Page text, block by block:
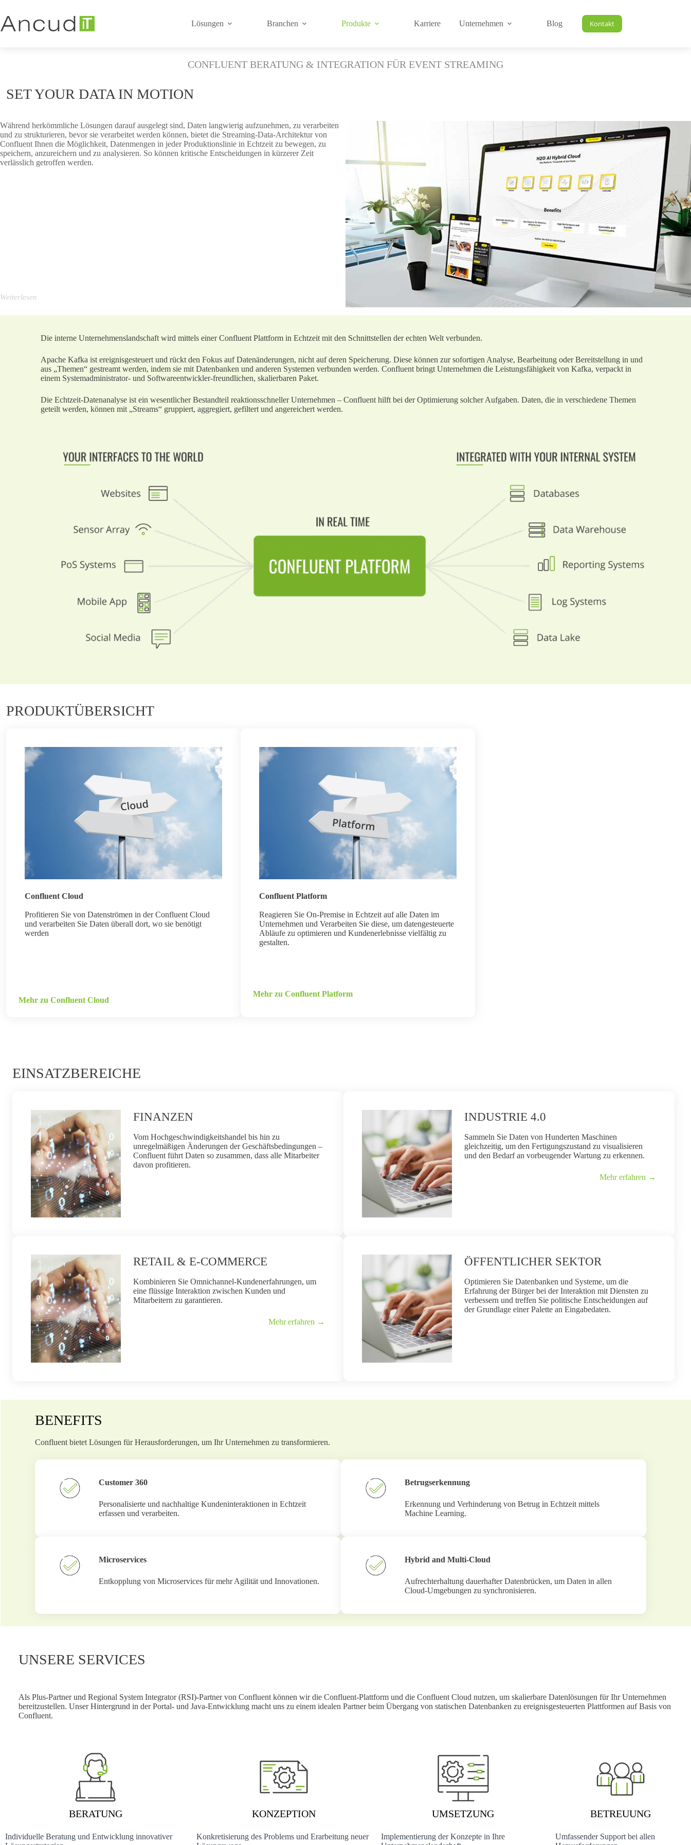
springen
Lösungen Branchen Produkte Karriere Unternehmen Blog Kontakt
CONFLUENT BERATUNG & INTEGRATION FÜR EVENT STREAMING
SET YOUR DATA IN MOTION
Während herkömmliche Lösungen darauf ausgelegt sind, Daten langwierig aufzunehmen, zu verarbeiten
und zu strukturieren, bevor sie verarbeitet werden können, bietet die Streaming-Data-Architektur von
Confluent Ihnen die Möglichkeit, Datenmengen in jeder Produktionslinie in Echtzeit zu bewegen, zu
speichern, anzureichern und zu analysieren. So können kritische Entscheidungen in kürzerer Zeit
verlässlich getroffen werden.
Die interne Unternehmenslandschaft wird mittels einer Confluent Plattform in Echtzeit mit den Schnittstellen der echten Welt verbunden.
Apache Kafka ist ereignisgesteuert und rückt den Fokus auf Datenänderungen, nicht auf deren Speicherung. Diese können zur sofortigen Analyse, Bearbeitung oder Bereitstellung in und
aus „Themen“ gestreamt werden, indem sie mit Datenbanken und anderen Systemen verbunden werden. Confluent bringt Unternehmen die Leistungsfähigkeit von Kafka, verpackt in
einem Systemadministrator- und Softwareentwickler-freundlichen, skalierbaren Paket.
Die Echtzeit-Datenanalyse ist ein wesentlicher Bestandteil reaktionsschneller Unternehmen – Confluent hilft bei der Optimierung solcher Aufgaben. Daten, die in verschiedene Themen
geteilt werden, können mit „Streams“ gruppiert, aggregiert, gefiltert und angereichert werden.
PRODUKTÜBERSICHT
Confluent Cloud
Profitieren Sie von Datenströmen in der Confluent Cloud
und verarbeiten Sie Daten überall dort, wo sie benötigt
werden
Mehr zu Confluent Cloud
Confluent Platform
Reagieren Sie On-Premise in Echtzeit auf alle Daten im
Unternehmen und Verarbeiten Sie diese, um datengesteuerte
Abläufe zu optimieren und Kundenerlebnisse vielfältig zu
gestalten.
Mehr zu Confluent Platform
EINSATZBEREICHE
FINANZEN
Vom Hochgeschwindigkeitshandel bis hin zu
unregelmäßigen Änderungen der Geschäftsbedingungen –
Confluent führt Daten so zusammen, dass alle Mitarbeiter
davon profitieren.
INDUSTRIE 4.0
Sammeln Sie Daten von Hunderten Maschinen
gleichzeitig, um den Fertigungszustand zu visualisieren
und den Bedarf an vorbeugender Wartung zu erkennen.
Mehr erfahren →
RETAIL & E-COMMERCE
Kombinieren Sie Omnichannel-Kundenerfahrungen, um
eine flüssige Interaktion zwischen Kunden und
Mitarbeitern zu garantieren.
Mehr erfahren →
ÖFFENTLICHER SEKTOR
Optimieren Sie Datenbanken und Systeme, um die
Erfahrung der Bürger bei der Interaktion mit Diensten zu
verbessern und treffen Sie politische Entscheidungen auf
der Grundlage einer Palette an Eingabedaten.
BENEFITS
Confluent bietet Lösungen für Herausforderungen, um Ihr Unternehmen zu transformieren.
Customer 360
Personalisierte und nachhaltige Kundeninteraktionen in Echtzeit
erfassen und verarbeiten.
Betrugserkennung
Erkennung und Verhinderung von Betrug in Echtzeit mittels
Machine Learning.
Microservices
Entkopplung von Microservices für mehr Agilität und Innovationen.
Hybrid and Multi-Cloud
Aufrechterhaltung dauerhafter Datenbrücken, um Daten in allen
Cloud-Umgebungen zu synchronisieren.
UNSERE SERVICES
Als Plus-Partner und Regional System Integrator (RSI)-Partner von Confluent können wir die Confluent-Plattform und die Confluent Cloud nutzen, um skalierbare Datenlösungen für Ihr Unternehmen
bereitzustellen. Unser Hintergrund in der Portal- und Java-Entwicklung macht uns zu einem idealen Partner beim Übergang von statischen Datenbanken zu ereignisgesteuerten Plattformen auf Basis von
Confluent.
BERATUNG
Individuelle Beratung und Entwicklung innovativer
KONZEPTION
Konkretisierung des Problems und Erarbeitung neuer
UMSETZUNG
Implementierung der Konzepte in Ihre
BETREUUNG
Umfassender Support bei allen